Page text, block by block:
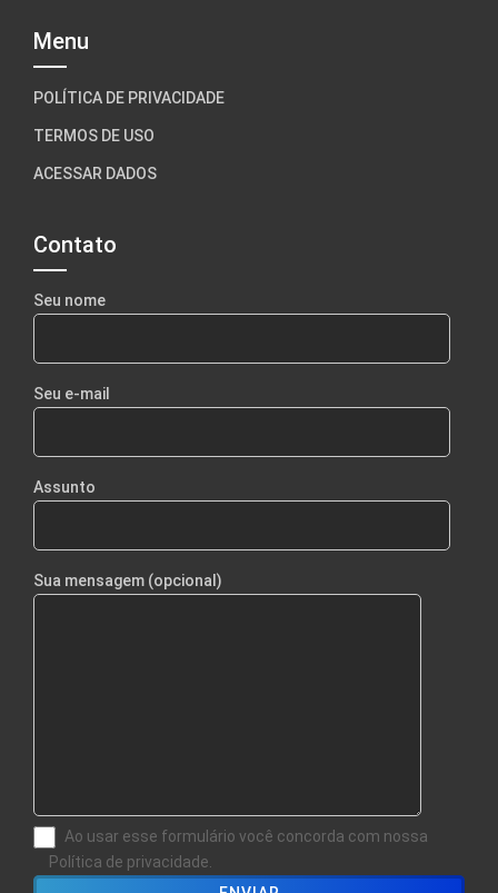
Menu
POLÍTICA DE PRIVACIDADE
TERMOS DE USO
ACESSAR DADOS
Contato
Seu nome
Seu e-mail
Assunto
Sua mensagem (opcional)
Ao usar esse formulário você concorda com nossa
Política de privacidade.